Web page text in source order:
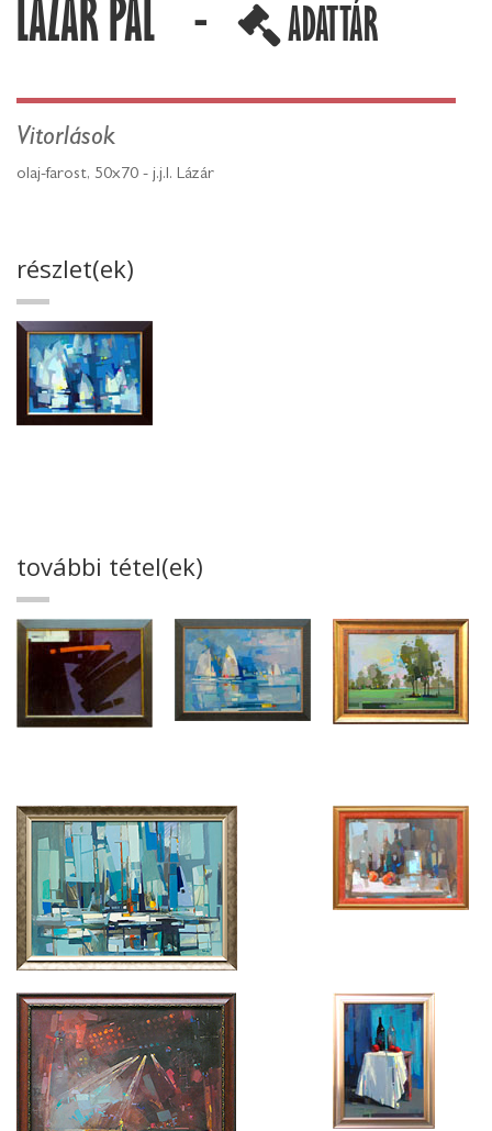
LÁZÁR PÁL - ADATTÁR
Vitorlások
olaj-farost, 50x70 - j.j.l. Lázár
részlet(ek)
további tétel(ek)